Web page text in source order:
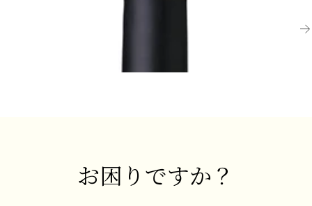
プレンタ・エステイト
¥6,600 (税込) - 750ml
お困りですか？